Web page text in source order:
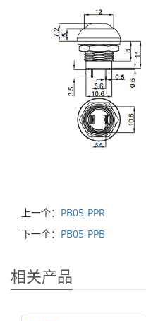
上一个： PB05-PPR
下一个： PB05-PPB
相关产品